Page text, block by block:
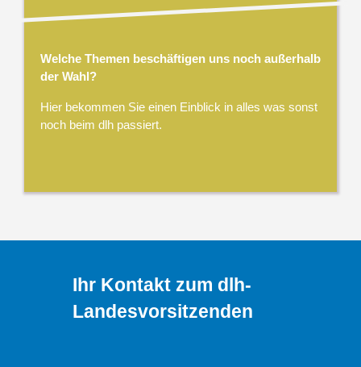
Welche Themen beschäftigen uns noch außerhalb
der Wahl?
Hier bekommen Sie einen Einblick in alles was sonst
noch beim dlh passiert.
Ihr Kontakt zum dlh-
Landesvorsitzenden